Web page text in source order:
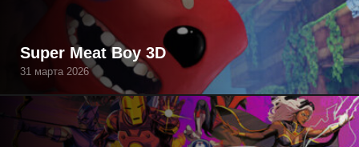
Super Meat Boy 3D
31 марта 2026